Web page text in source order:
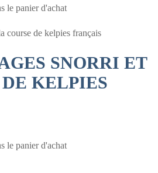
le panier d'achat
SNORRI ET
KELPIES
le panier d'achat